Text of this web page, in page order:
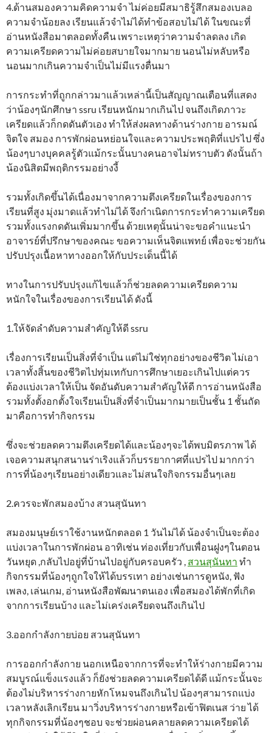
4.ด้านสมองความคิดความจำ ไม่ค่อยมีสมาธิรู้สึกสมองเบลอ
ความจำน้อยลง เรียนแล้วจำไม่ได้ทำข้อสอบไม่ได้ ในขณะที่
อ่านหนังสือมาตลอดทั้งคืน เพราะเหตุว่าความจำลดลง เกิด
ความเครียดความไม่ค่อยสบายใจมากมาย นอนไม่หลับหรือ
นอนมากเกินความจำเป็นไม่มีแรงตื่นมา
การกระทำที่ถูกกล่าวมาแล้วเหล่านี้เป็นสัญญาณเตือนที่แสดง
ว่าน้องๆนักศึกษา ssru เรียนหนักมากเกินไป จนถึงเกิดภาวะ
เครียดแล้วก็กดดันตัวเอง ทำให้ส่งผลทางด้านร่างกาย อารมณ์
จิตใจ สมอง การพักผ่อนหย่อนใจและความประพฤติที่แปรไป ซึ่ง
น้องๆบางบุคคลรู้ตัวแม้กระนั้นบางคนอาจไม่ทราบตัว ดังนั้นถ้า
น้องนิสิตมีพฤติกรรมอย่างงี้
รวมทั้งเกิดขึ้นได้เนื่องมาจากความตึงเครียดในเรื่องของการ
เรียนที่สูง มุ่งมาดแล้วทำไม่ได้ จึงกำเนิดการกระทำความเครียด
รวมทั้งแรงกดดันเพิ่มมากขึ้น ด้วยเหตุนั้นน่าจะขอคำแนะนำ
อาจารย์ที่ปรึกษาของคณะ ขอความเห็นจิตแพทย์ เพื่อจะช่วยกัน
ปรับปรุงเนื้อหาทางออกให้กับประเด็นนี้ได้
ทางในการปรับปรุงแก้ไขแล้วก็ช่วยลดความเครียดความ
หนักใจในเรื่องของการเรียนได้ ดังนี้
1.ให้จัดลำดับความสำคัญให้ดี ssru
เรื่องการเรียนเป็นสิ่งที่จำเป็น แต่ไม่ใช่ทุกอย่างของชีวิต ไม่เอา
เวลาทั้งสิ้นของชีวิตไปทุ่มเทกับการศึกษาเยอะเกินไปแต่ควร
ต้องแบ่งเวลาให้เป็น จัดอันดับความสำคัญให้ดี การอ่านหนังสือ
รวมทั้งตั้งอกตั้งใจเรียนเป็นสิ่งที่จำเป็นมากมายเป็นชั้น 1 ชั้นถัด
มาคือการทำกิจกรรม
ซึ่งจะช่วยลดความตึงเครียดได้และน้องๆจะได้พบมิตรภาพ ได้
เจอความสนุกสนานร่าเริงแล้วก็บรรยากาศที่แปรไป มากกว่า
การที่น้องๆเรียนอย่างเดียวและไม่สนใจกิจกรรมอื่นๆเลย
2.ควรจะพักสมองบ้าง สวนสุนันทา
สมองมนุษย์เราใช้งานหนักตลอด 1 วันไม่ได้ น้องจำเป็นจะต้อง
แบ่งเวลาในการพักผ่อน อาทิเช่น ท่องเที่ยวกับเพื่อนฝูงๆในตอน
วันหยุด ,กลับไปอยู่ที่บ้านไปอยู่กับครอบครัว , สวนสุนันทา ทำ
กิจกรรมที่น้องๆถูกใจให้ได้บรรเทา อย่างเช่นการดูหนัง, ฟัง
เพลง, เล่นเกม, อ่านหนังสือพัฒนาตนเอง เพื่อสมองได้พักที่เกิด
จากการเรียนบ้าง และไม่เคร่งเครียดจนถึงเกินไป
3.ออกกำลังกายบ่อย สวนสุนันทา
การออกกำลังกาย นอกเหนือจากการที่จะทำให้ร่างกายมีความ
สมบูรณ์แข็งแรงแล้ว ก็ยังช่วยลดความเครียดได้ดี แม้กระนั้นจะ
ต้องไม่บริหารร่างกายหักโหมจนถึงเกินไป น้องๆสามารถแบ่ง
เวลาหลังเลิกเรียน มาวิ่งบริหารร่างกายหรือเข้าฟิตเนส ว่าย ได้
ทุกกิจกรรมที่น้องๆชอบ จะช่วยผ่อนคลายลดความเครียดได้